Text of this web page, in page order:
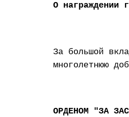
О награждении
За большой
многолетнюю
ОРДЕНОМ "ЗА